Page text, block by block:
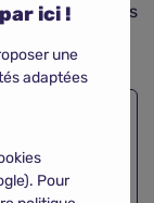
les assurés
prestations
et
ici !
une
adaptées
Pour